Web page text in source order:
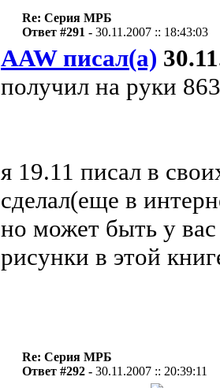
Re: Серия МРБ
Ответ #291 -30.11.2007 :: 18:43:03
AAW писал(а)
получил на руки 863
я 19.11 писал в
сделал(еще в
но может быть у
рисунки в этой
Re: Серия МРБ
Ответ #292 -30.11.2007 :: 20:39:11